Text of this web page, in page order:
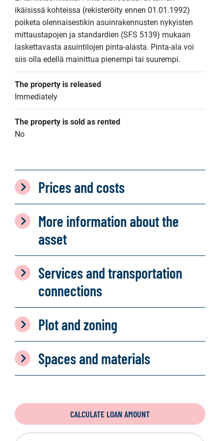
ikäisissä kohteissa (rekisteröity ennen 01.01.1992)
poiketa olennaisestikin asuinrakennusten nykyisten
mittaustapojen ja standardien (SFS 5139) mukaan
laskettavasta asuintilojen pinta-alasta. Pinta-ala voi
siis olla edellä mainittua pienempi tai suurempi.
The property is released
Immediately
The property is sold as rented
No
Prices and costs
More information about the
asset
Services and transportation
connections
Plot and zoning
Spaces and materials
CALCULATE LOAN AMOUNT